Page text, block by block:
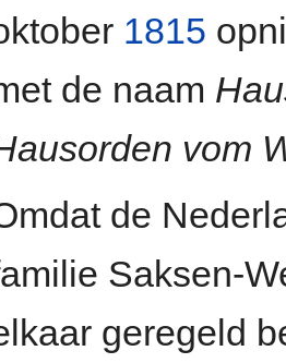
1815
de naam
vom
de
Saksen-
geregeld